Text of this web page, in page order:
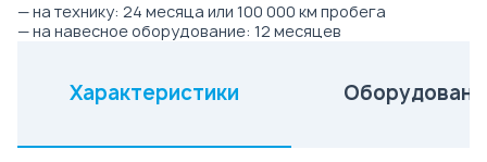
— на технику: 24 месяца или 100 000 км пробега
— на навесное оборудование: 12 месяцев
Характеристики